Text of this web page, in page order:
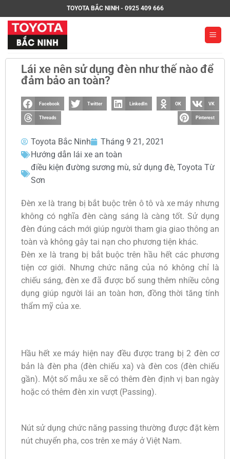
TOYOTA BẮC NINH - 0925 409 666
Lái xe nên sử dụng đèn như thế nào để
đảm bảo an toàn?
Facebook Twitter LinkedIn OK VK
Threads Pinterest
Toyota Bắc Ninh
Tháng 9 21, 2021
Hướng dẫn lái xe an toàn
điều kiện đường sương mù, sử dụng đè, Toyota Từ
Sơn
Đèn xe là trang bị bắt buộc trên ô tô và xe máy nhưng
không có nghĩa đèn càng sáng là càng tốt. Sử dụng
đèn đúng cách mới giúp người tham gia giao thông an
toàn và không gây tai nạn cho phương tiện khác.
Đèn xe là trang bị bắt buộc trên hầu hết các phương
tiện cơ giới. Nhưng chức năng của nó không chỉ là
chiếu sáng, đèn xe đã được bổ sung thêm nhiều công
dụng giúp người lái an toàn hơn, đồng thời tăng tính
thẩm mỹ của xe.
Hầu hết xe máy hiện nay đều được trang bị 2 đèn cơ
bản là đèn pha (đèn chiếu xa) và đèn cos (đèn chiếu
gần). Một số mẫu xe sẽ có thêm đèn định vị ban ngày
hoặc có thêm đèn xin vượt (Passing).
Nút sử dụng chức năng passing thường được đặt kèm
nút chuyển pha, cos trên xe máy ở Việt Nam.